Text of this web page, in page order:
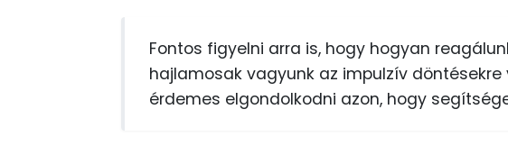
Fontos figyelni arra is, hogy hogyan
hajlamosak vagyunk az impulzív döntésekre
érdemes elgondolkodni azon, hogy